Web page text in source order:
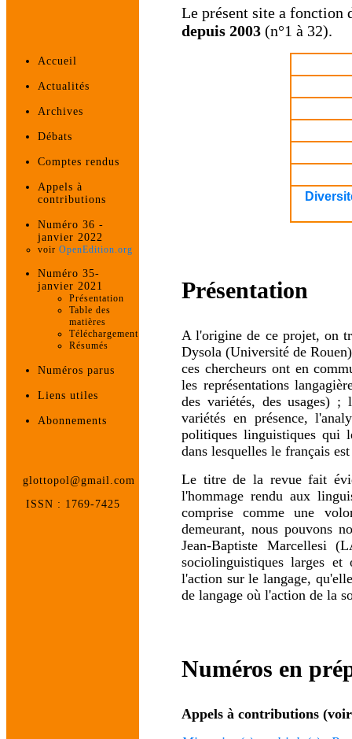
Accueil
Actualités
Archives
Débats
Comptes rendus
Appels à
contributions
Numéro 36 -
janvier 2022
voir OpenEdition.org
Numéro 35-
janvier 2021
Présentation
Table des
matières
Téléchargement
Résumés
Numéros parus
Liens utiles
Abonnements
glottopol@gmail.com
ISSN : 1769-7425
Le présent site a fonction
depuis 2003 (n°1 à 32).
Présentation
A l'origine de ce projet, on
Dysola (Université de
ces chercheurs ont en
les représentations
des variétés, des usages) ;
variétés en présence,
politiques linguistiques qui
dans lesquelles le français
Le titre de la revue fait
l'hommage rendu aux
comprise comme une
demeurant, nous pouvons
Jean-Baptiste Marcellesi
sociolinguistiques larges
l'action sur le langage,
de langage où l'action de la
Numéros en
Appels à contributions